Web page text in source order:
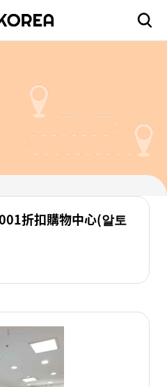
折扣購物中心(알토